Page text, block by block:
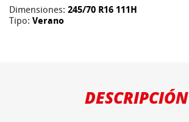
Dimensiones: 245/70 R16 111H
Tipo: Verano
DESCRIPCIÓN